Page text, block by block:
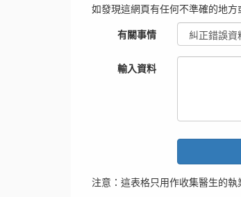
如發現這網頁有任何不準確的地
有關事情
輸入資料
注意：這表格只用作收集醫生的